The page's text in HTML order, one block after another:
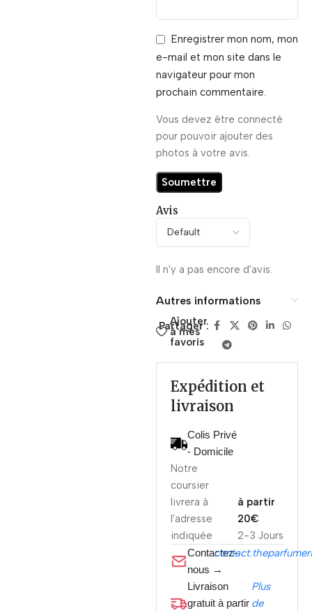
Avis
Il n'y a pas encore d'avis.
Enregistrer mon nom, mon
e-mail et mon site dans le
navigateur pour mon
prochain commentaire.
Vous devez être connecté
pour pouvoir ajouter des
photos à votre avis.
Autres informations
Ajouter
à mes
favoris
Partager :
Expédition et
livraison
Colis Privé
- Domicile
Notre
coursier
livrera à
l'adresse
indiquée
2-3 Jours
à partir
20€
Contactez-
nous →
Livraison
gratuit à partir
Plus
de